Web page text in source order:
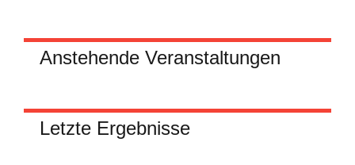
Anstehende Veranstaltungen
Letzte Ergebnisse